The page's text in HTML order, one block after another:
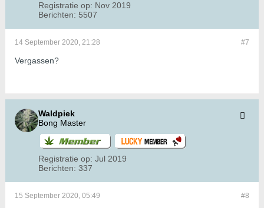
Registratie op: Nov 2019
Berichten: 5507
#7
14 September 2020, 21:28
Vergassen?
Waldpiek
Bong Master
Registratie op: Jul 2019
Berichten: 337
#8
15 September 2020, 05:49